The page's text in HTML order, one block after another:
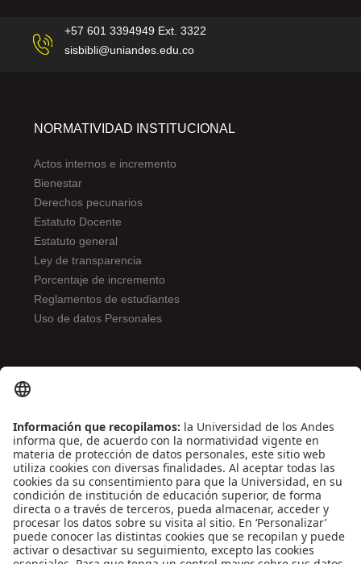
+57 601 3394949 Ext. 3322
sisbibli@uniandes.edu.co
NORMATIVIDAD INSTITUCIONAL
Actos internos e incremento
Bienestar
Derechos pecunarios
Estatuto Docente
Estatuto general
Ley de transparencia
Porcentaje de incremento
Reglamentos de estudiantes
Uso de datos Personales
Contáctenos
Biblioguías
Preguntas frecuentes
Capacitación
Directrices
Entretenimiento
Compra de libros y material audiovisual